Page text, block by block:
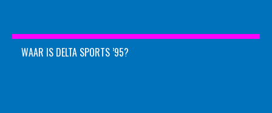
WAAR IS DELTA SPORTS ’95?